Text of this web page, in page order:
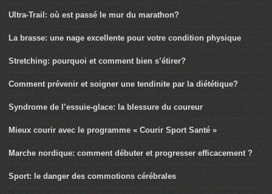
Ultra-Trail: où est passé le mur du marathon?
La brasse: une nage excellente pour votre condition physique
Stretching: pourquoi et comment bien s’étirer?
Comment prévenir et soigner une tendinite par la diététique?
Syndrome de l’essuie-glace: la blessure du coureur
Mieux courir avec le programme « Courir Sport Santé »
Marche nordique: comment débuter et progresser efficacement ?
Sport: le danger des commotions cérébrales